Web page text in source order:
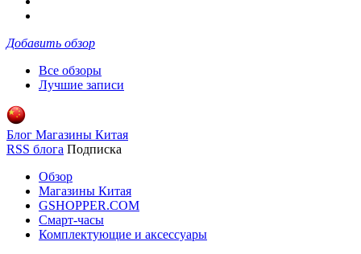
Добавить обзор
Все обзоры
Лучшие записи
Блог Магазины Китая
RSS блога Подписка
Обзор
Магазины Китая
GSHOPPER.COM
Смарт-часы
Комплектующие и аксессуары